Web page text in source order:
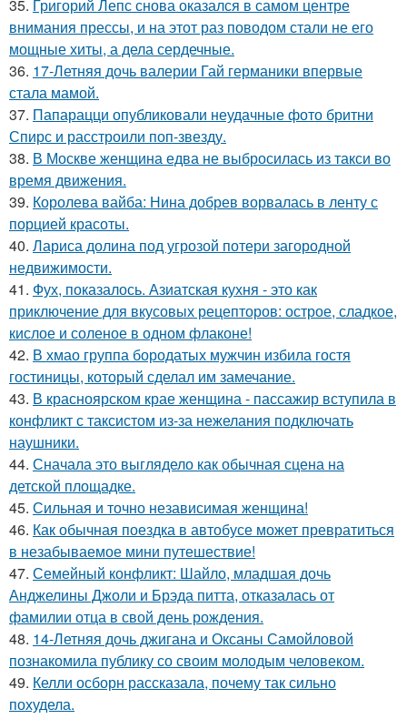
35. Григорий Лепс снова оказался в самом центре
внимания прессы, и на этот раз поводом стали не его
мощные хиты, а дела сердечные.
36. 17-Летняя дочь валерии Гай германики впервые
стала мамой.
37. Папарацци опубликовали неудачные фото бритни
Спирс и расстроили поп-звезду.
38. В Москве женщина едва не выбросилась из такси во
время движения.
39. Королева вайба: Нина добрев ворвалась в ленту с
порцией красоты.
40. Лариса долина под угрозой потери загородной
недвижимости.
41. Фух, показалось. Азиатская кухня - это как
приключение для вкусовых рецепторов: острое, сладкое,
кислое и соленое в одном флаконе!
42. В хмао группа бородатых мужчин избила гостя
гостиницы, который сделал им замечание.
43. В красноярском крае женщина - пассажир вступила в
конфликт с таксистом из-за нежелания подключать
наушники.
44. Сначала это выглядело как обычная сцена на
детской площадке.
45. Сильная и точно независимая женщина!
46. Как обычная поездка в автобусе может превратиться
в незабываемое мини путешествие!
47. Семейный конфликт: Шайло, младшая дочь
Анджелины Джоли и Брэда питта, отказалась от
фамилии отца в свой день рождения.
48. 14-Летняя дочь джигана и Оксаны Самойловой
познакомила публику со своим молодым человеком.
49. Келли осборн рассказала, почему так сильно
похудела.